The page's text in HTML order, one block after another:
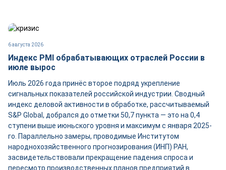
6 августа 2026
Индекс PMI обрабатывающих отраслей России в
июле вырос
Июль 2026 года принёс второе подряд укрепление
сигнальных показателей российской индустрии. Сводный
индекс деловой активности в обработке, рассчитываемый
S&P Global, добрался до отметки 50,7 пункта — это на 0,4
ступени выше июньского уровня и максимум с января 2025-
го. Параллельно замеры, проводимые Институтом
народнохозяйственного прогнозирования (ИНП) РАН,
засвидетельствовали прекращение падения спроса и
пересмотр производственных планов предприятий в